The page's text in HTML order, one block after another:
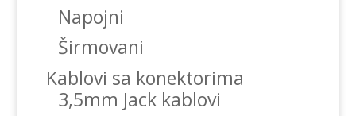
Napojni
Širmovani
Kablovi sa konektorima
3,5mm Jack kablovi